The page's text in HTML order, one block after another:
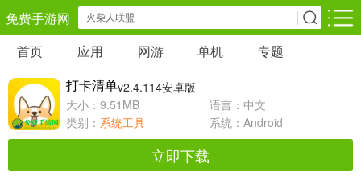
免费手游网
安卓网游 安卓单机 安卓应用
角色扮演
策略塔防
首页 应用 网游 单机 专题
打卡清单v2.4.114安卓版
大小：9.51MB
语言：中文
类别： 系统工具 系统：Android
立即下载